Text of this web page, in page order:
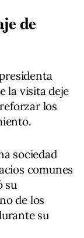
de
la visita deje
los
sociedad
comunes
su
de los
su